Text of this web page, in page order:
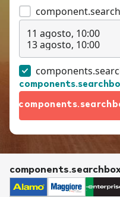
11 agosto, 10:00
13 agosto, 10:00